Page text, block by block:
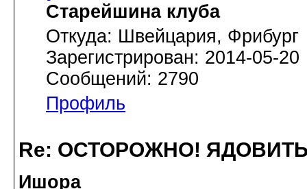
Старейшина клуба
Откуда: Швейцария, Фрибург
Зарегистрирован: 2014-05-20
Сообщений: 2790
Профиль
Re: ОСТОРОЖНО!
Ишора